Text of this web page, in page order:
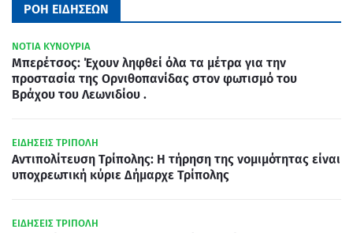
ΡΟΗ ΕΙΔΗΣΕΩΝ
ΝΟΤΙΑ ΚΥΝΟΥΡΙΑ
Μπερέτσος: Έχουν ληφθεί όλα τα μέτρα για την
προστασία της Ορνιθοπανίδας στον φωτισμό του
Βράχου του Λεωνιδίου .
ΕΙΔΗΣΕΙΣ ΤΡΙΠΟΛΗ
Αντιπολίτευση Τρίπολης: Η τήρηση της νομιμότητας είναι
υποχρεωτική κύριε Δήμαρχε Τρίπολης
ΕΙΔΗΣΕΙΣ ΤΡΙΠΟΛΗ